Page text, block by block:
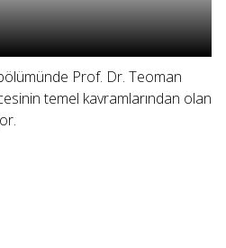
Prof. Dr. Teoman
temel kavramlarından olan